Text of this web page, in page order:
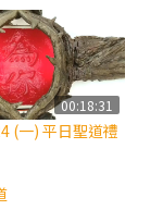
期避靜」—【逾
，「不占為己
穌為什麼降生到
00:18:31
(一) 平日聖道禮